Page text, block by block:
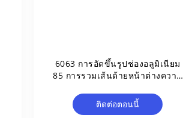
6063 การอัดขึ้นรูปช่องอลูมิเนียม
85 การรวมเส้นด้ายหน้าต่างความ
ติดต่อตอนนี้